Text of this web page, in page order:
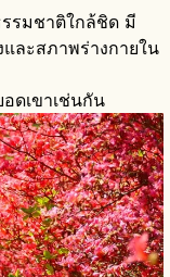
รรมชาติใกล้ชิด มี
ละสภาพร่างกายใน
ดเขาเช่นกัน